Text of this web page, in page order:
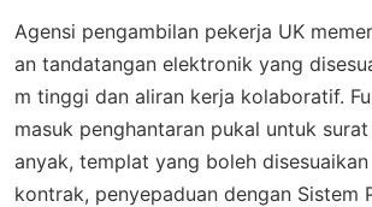
Agensi pengambilan pekerja UK
an tandatangan elektronik yang
m tinggi dan aliran kerja kolaboratif.
masuk penghantaran pukal untuk
anyak, templat yang boleh
kontrak, penyepaduan dengan Sistem